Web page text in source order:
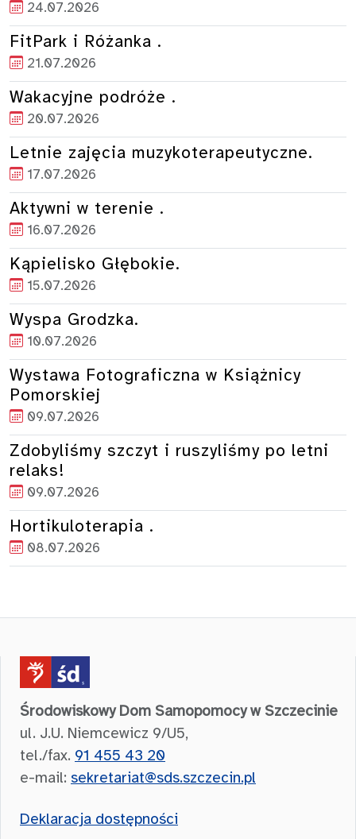
24.07.2026
FitPark i Różanka .
21.07.2026
Wakacyjne podróże .
20.07.2026
Letnie zajęcia muzykoterapeutyczne.
17.07.2026
Aktywni w terenie .
16.07.2026
Kąpielisko Głębokie.
15.07.2026
Wyspa Grodzka.
10.07.2026
Wystawa Fotograficzna w Książnicy
Pomorskiej
09.07.2026
Zdobyliśmy szczyt i ruszyliśmy po letni
relaks!
09.07.2026
Hortikuloterapia .
08.07.2026
Środowiskowy Dom Samopomocy w Szczecinie
ul. J.U. Niemcewicz 9/U5,
tel./fax. 91 455 43 20
e-mail: sekretariat@sds.szczecin.pl
Deklaracja dostępności